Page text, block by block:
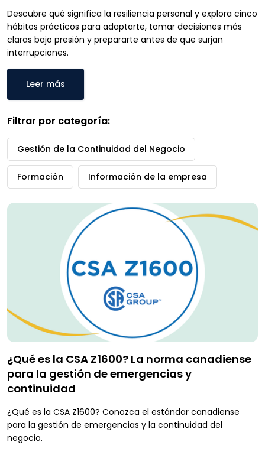
Descubre qué significa la resiliencia personal y explora cinco
hábitos prácticos para adaptarte, tomar decisiones más
claras bajo presión y prepararte antes de que surjan
interrupciones.
Leer más
Filtrar por categoría:
Gestión de la Continuidad del Negocio
Formación Información de la empresa
¿Qué es la CSA Z1600? La norma canadiense
para la gestión de emergencias y
continuidad
¿Qué es la CSA Z1600? Conozca el estándar canadiense
para la gestión de emergencias y la continuidad del
negocio.